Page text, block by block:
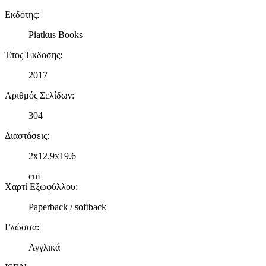
Εκδότης:
Piatkus Books
Έτος Έκδοσης:
2017
Αριθμός Σελίδων:
304
Διαστάσεις:
2x12.9x19.6
cm
Χαρτί Εξωφύλλου:
Paperback / softback
Γλώσσα:
Αγγλικά